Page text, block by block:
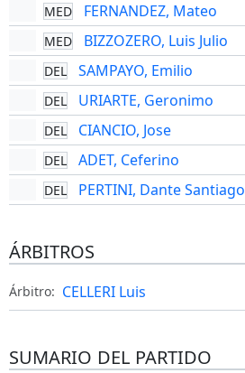
MED FERNANDEZ, Mateo
MED BIZZOZERO, Luis Julio
DEL SAMPAYO, Emilio
DEL URIARTE, Geronimo
DEL CIANCIO, Jose
DEL ADET, Ceferino
DEL PERTINI, Dante Santiago
ÁRBITROS
Árbitro: CELLERI Luis
SUMARIO DEL PARTIDO